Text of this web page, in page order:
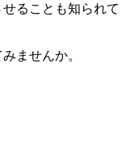
ることも知られて
ませんか。